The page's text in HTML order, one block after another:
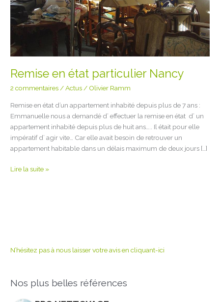
Remise en état particulier Nancy
2 commentaires/Actus/ Olivier Ramm
Remise en état d’un appartement inhabité depuis plus de 7 ans :
Emmanuelle nous a demandé d’ effectuer la remise en état d’ un
appartement inhabité depuis plus de huit ans….. Il était pour elle
impératif d’ agir vite… Car elle avait besoin de retrouver un
appartement habitable dans un délais maximum de deux jours […]
Lire la suite »
N’hésitez pas à nous laisser votre avis en cliquant-ici
Nos plus belles références